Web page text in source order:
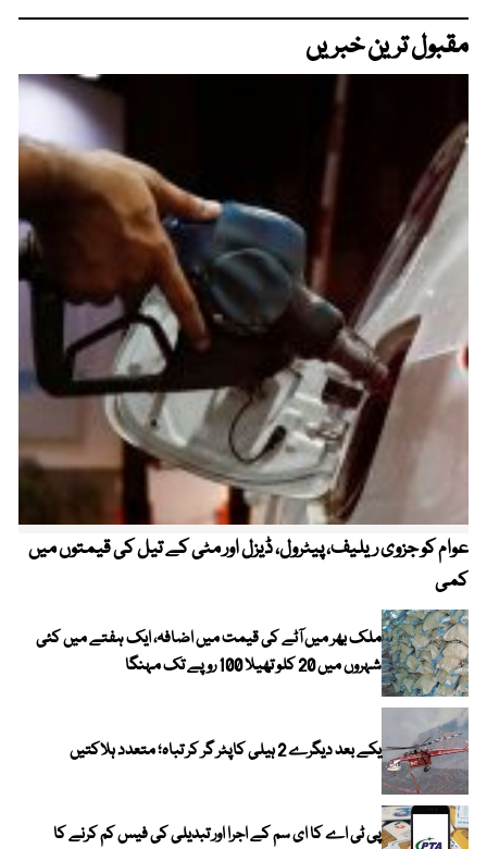
مقبول ترین خبریں
عوام کو جزوی ریلیف، پیٹرول، ڈیزل اور مٹی کے تیل کی قیمتوں میں
کمی
ملک بھر میں آٹے کی قیمت میں اضافہ، ایک ہفتے میں کئی
شہروں میں 20 کلو تھیلا 100 روپے تک مہنگا
یکے بعد دیگرے 2 ہیلی کاپٹر گر کر تباہ؛ متعدد ہلاکتیں
پی ٹی اے کا ای سم کے اجرا اور تبدیلی کی فیس کم کرنے کا